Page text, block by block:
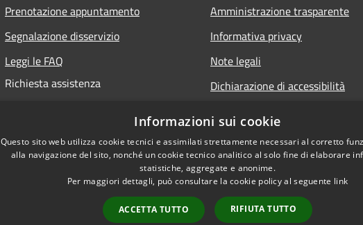
Prenotazione appuntamento
Segnalazione disservizio
Leggi le FAQ
Richiesta assistenza
Amministrazione trasparente
Informativa privacy
Note legali
Dichiarazione di accessibilità
Informazioni sui cookie
Questo sito web utilizza cookie tecnici e assimilati strettamente necessari al corretto
alla navigazione del sito, nonché un cookie tecnico analitico al solo fine di elaborare
statistiche, aggregate e anonime.
Per maggiori dettagli, può consultare la cookie policy al seguente link
ACCETTA TUTTO RIFIUTA TUTTO